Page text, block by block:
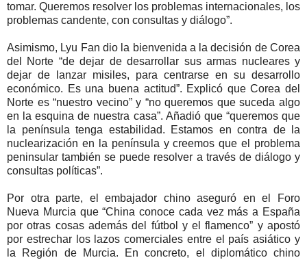
tomar. Queremos resolver los problemas internacionales, los
problemas candente, con consultas y diálogo”.
Asimismo, Lyu Fan dio la bienvenida a la decisión de Corea
del Norte “de dejar de desarrollar sus armas nucleares y
dejar de lanzar misiles, para centrarse en su desarrollo
económico. Es una buena actitud”. Explicó que Corea del
Norte es “nuestro vecino” y “no queremos que suceda algo
en la esquina de nuestra casa”. Añadió que “queremos que
la península tenga estabilidad. Estamos en contra de la
nuclearización en la península y creemos que el problema
peninsular también se puede resolver a través de diálogo y
consultas políticas”.
Por otra parte, el embajador chino aseguró en el Foro
Nueva Murcia que “China conoce cada vez más a España
por otras cosas además del fútbol y el flamenco” y apostó
por estrechar los lazos comerciales entre el país asiático y
la Región de Murcia. En concreto, el diplomático chino